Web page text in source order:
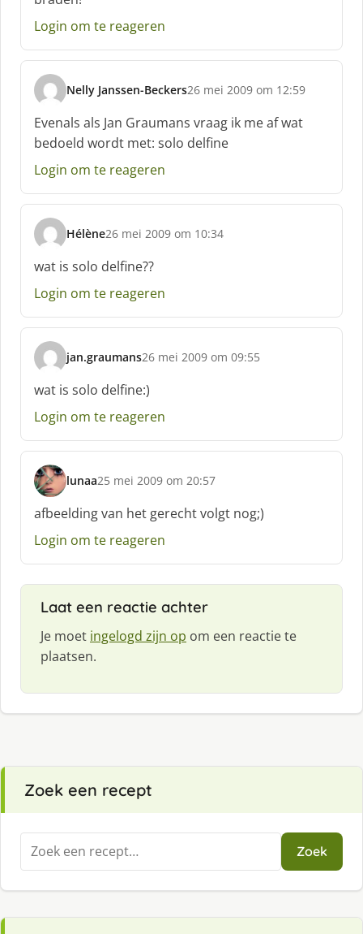
r
e
f
Login om te reageren
Nelly Janssen-Beckers
s
c
h
r
e
f
26 mei 2009 om 12:59
Evenals als Jan Graumans vraag ik me af wat
bedoeld wordt met: solo delfine
Login om te reageren
Hélène
s
h
r
e
f
:
26 mei 2009 om 10:34
wat is solo delfine??
Login om te reageren
jan.graumans
s
h
r
e
f
:
26 mei 2009 om 09:55
wat is solo delfine:)
Login om te reageren
lunaa
s
h
r
25 mei 2009 om 20:57
afbeelding van het gerecht volgt nog;)
Login om te reageren
Laat een reactie achter
Je moet ingelogd zijn op om een reactie te
plaatsen.
Zoek een recept
Zoeken
naar:
Zoek